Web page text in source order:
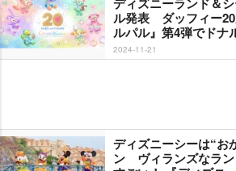
ル発表 ダッフィー
ルパル』第4弾でドナ
2024-11-21
ディズニーシーは“お
ン ヴィランズなラン